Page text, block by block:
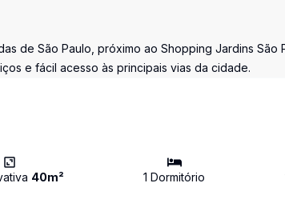
de São Paulo, próximo ao Shopping Jardins São
e fácil acesso às principais vias da cidade.
40m² 1 Dormitório